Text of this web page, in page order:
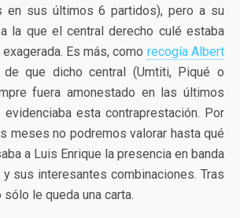
en sus últimos 6 partidos), pero a su
la que el central derecho culé estaba
Es más, como recogía Albert
que dicho central (Umtiti, Piqué o
fuera amonestado en las últimos
esta contraprestación. Por
meses no podremos valorar hasta qué
a Luis Enrique la presencia en banda
sus interesantes combinaciones. Tras
le queda una carta.